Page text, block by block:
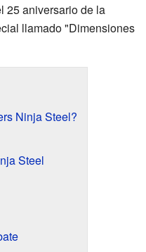
25 aniversario de la
llamado "Dimensiones
Ninja Steel?
Steel